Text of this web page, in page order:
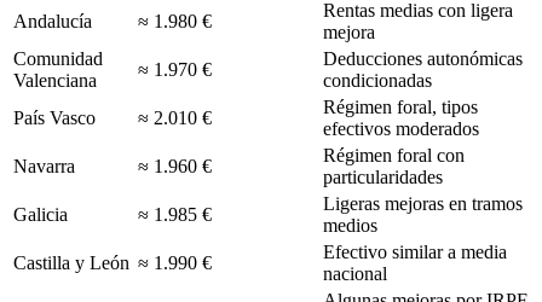
Andalucía
≈ 1.980 €
Rentas medias con ligera
mejora
Comunidad
Valenciana
≈ 1.970 €
Deducciones autonómicas
condicionadas
País Vasco
≈ 2.010 €
Régimen foral, tipos
efectivos moderados
Navarra
≈ 1.960 €
Régimen foral con
particularidades
Galicia
≈ 1.985 €
Ligeras mejoras en tramos
medios
Castilla y León ≈ 1.990 €
Efectivo similar a media
nacional